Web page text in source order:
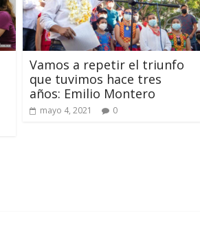
Vamos a repetir el triunfo
que tuvimos hace tres
años: Emilio Montero
mayo 4, 2021 0